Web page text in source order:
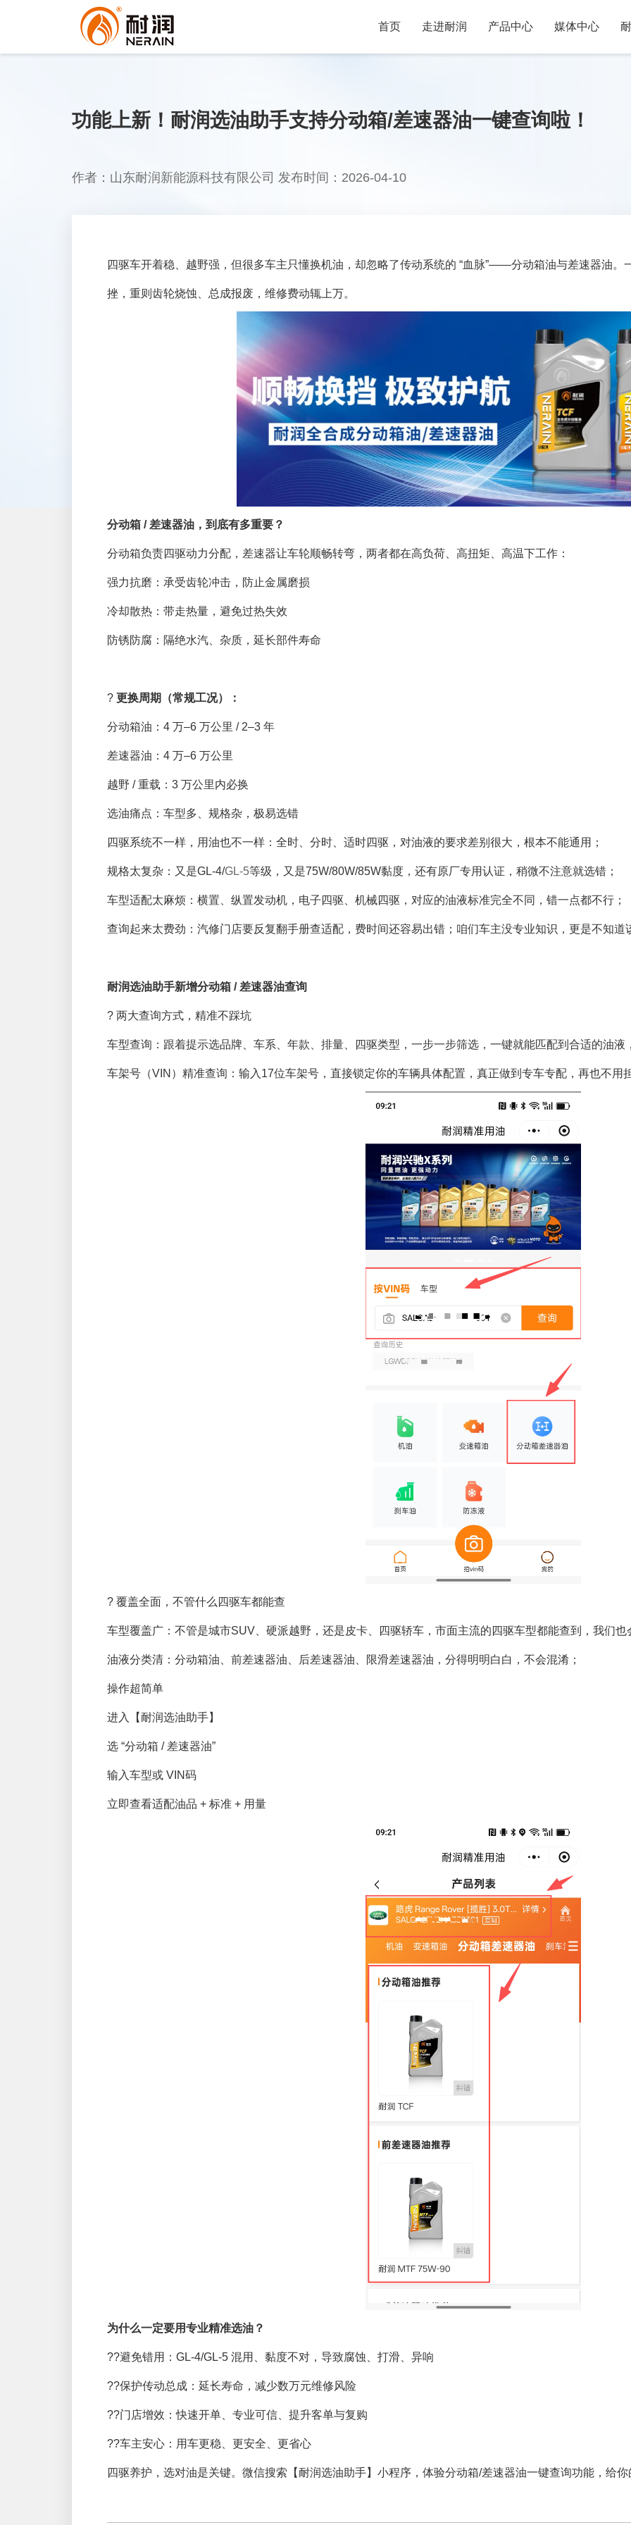
首页 走进耐润 产品中心 媒体中心
功能上新！耐润选油助手支持分动箱/差速器油一键查询啦！
作者：山东耐润新能源科技有限公司 发布时间：2026-04-10
四驱车开着稳、越野强，但很多车主只懂换机油，却忽略了传动系统的 “血脉”——分动箱油与差速器油。
挫，重则齿轮烧蚀、总成报废，维修费动辄上万。
分动箱 / 差速器油，到底有多重要？
分动箱负责四驱动力分配，差速器让车轮顺畅转弯，两者都在高负荷、高扭矩、高温下工作：
强力抗磨：承受齿轮冲击，防止金属磨损
冷却散热：带走热量，避免过热失效
防锈防腐：隔绝水汽、杂质，延长部件寿命
? 更换周期（常规工况）：
分动箱油：4 万–6 万公里 / 2–3 年
差速器油：4 万–6 万公里
越野 / 重载：3 万公里内必换
选油痛点：车型多、规格杂，极易选错
四驱系统不一样，用油也不一样：全时、分时、适时四驱，对油液的要求差别很大，根本不能通用；
规格太复杂：又是GL-4/GL-5等级，又是75W/80W/85W黏度，还有原厂专用认证，稍微不注意就选错；
车型适配太麻烦：横置、纵置发动机，电子四驱、机械四驱，对应的油液标准完全不同，错一点都不行；
查询起来太费劲：汽修门店要反复翻手册查适配，费时间还容易出错；咱们车主没专业知识，更是不知道
耐润选油助手新增分动箱 / 差速器油查询
? 两大查询方式，精准不踩坑
车型查询：跟着提示选品牌、车系、年款、排量、四驱类型，一步一步筛选，一键就能匹配到合适的油液
车架号（VIN）精准查询：输入17位车架号，直接锁定你的车辆具体配置，真正做到专车专配，再也不用
? 覆盖全面，不管什么四驱车都能查
车型覆盖广：不管是城市SUV、硬派越野，还是皮卡、四驱轿车，市面主流的四驱车型都能查到，我们也
油液分类清：分动箱油、前差速器油、后差速器油、限滑差速器油，分得明明白白，不会混淆；
操作超简单
进入【耐润选油助手】
选 “分动箱 / 差速器油”
输入车型或 VIN码
立即查看适配油品 + 标准 + 用量
为什么一定要用专业精准选油？
??避免错用：GL-4/GL-5 混用、黏度不对，导致腐蚀、打滑、异响
??保护传动总成：延长寿命，减少数万元维修风险
??门店增效：快速开单、专业可信、提升客单与复购
??车主安心：用车更稳、更安全、更省心
四驱养护，选对油是关键。微信搜索【耐润选油助手】小程序，体验分动箱/差速器油一键查询功能，给你